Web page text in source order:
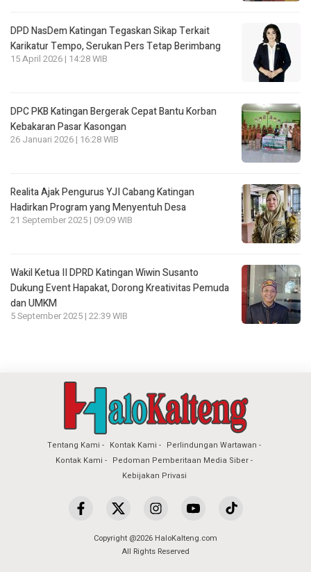
DPD NasDem Katingan Tegaskan Sikap Terkait
Karikatur Tempo, Serukan Pers Tetap Berimbang
15 April 2026 | 14:28 WIB
DPC PKB Katingan Bergerak Cepat Bantu Korban
Kebakaran Pasar Kasongan
26 Januari 2026 | 16:28 WIB
Realita Ajak Pengurus YJI Cabang Katingan
Hadirkan Program yang Menyentuh Desa
21 September 2025 | 09:09 WIB
Wakil Ketua II DPRD Katingan Wiwin Susanto
Dukung Event Hapakat, Dorong Kreativitas Pemuda
dan UMKM
5 September 2025 | 22:39 WIB
Tentang Kami Kontak Kami
Perlindungan Wartawan
Kontak Kami
Pedoman Pemberitaan Media Siber
Kebijakan Privasi
Copyright @2026 HaloKalteng.com
All Rights Reserved